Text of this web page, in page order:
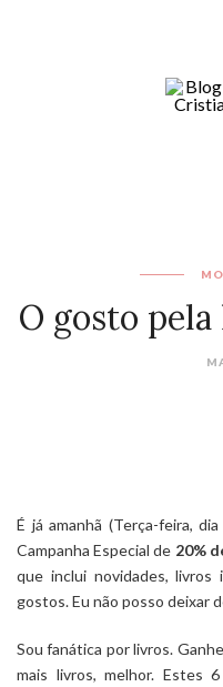
O gosto
É já amanhã (Terça-feira,
Campanha Especial de 20%
que inclui novidades,
gostos. Eu não posso deixar
Sou fanática por livros.
mais livros, melhor. Estes